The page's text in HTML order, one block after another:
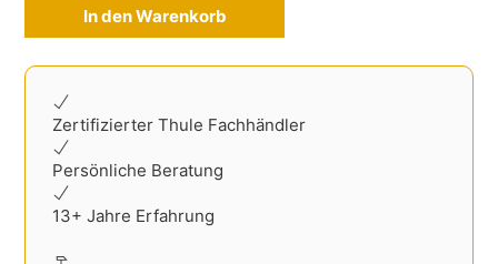
In den Warenkorb
Zertifizierter Thule Fachhändler
Persönliche Beratung
13+ Jahre Erfahrung